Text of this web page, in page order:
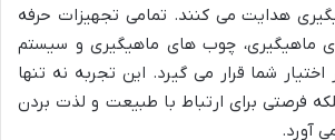
هدایت می کنند. تمامی تجهیزات حرفه
ماهیگیری، چوب های ماهیگیری و سیستم
شما قرار می گیرد. این تجربه نه تنها
فرصتی برای ارتباط با طبیعت و لذت بردن
آورد.